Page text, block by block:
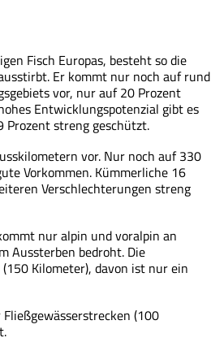
Fisch Europas, besteht so die
Er kommt nur noch auf rund
vor, nur auf 20 Prozent
Entwicklungspotenzial gibt es
Prozent streng geschützt.
vor. Nur noch auf 330
Vorkommen. Kümmerliche 16
Verschlechterungen streng
nur alpin und voralpin an
Aussterben bedroht. Die
Kilometer), davon ist nur ein
(100